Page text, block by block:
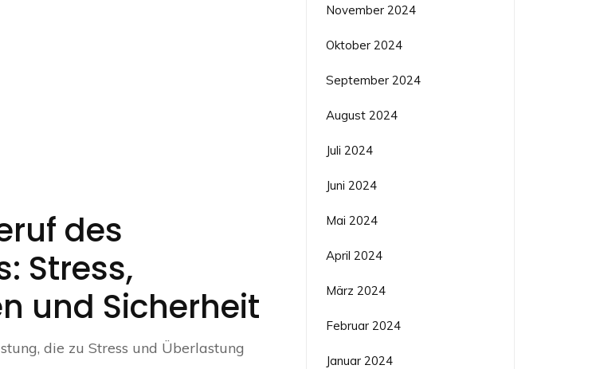
des
Stress,
und Sicherheit
die zu Stress und Überlastung
November 2024
Oktober 2024
September 2024
August 2024
Juli 2024
Juni 2024
Mai 2024
April 2024
März 2024
Februar 2024
Januar 2024